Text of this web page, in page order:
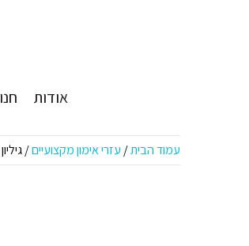
אודות
עמוד הבית/ עזרי אימון מקצועיים/